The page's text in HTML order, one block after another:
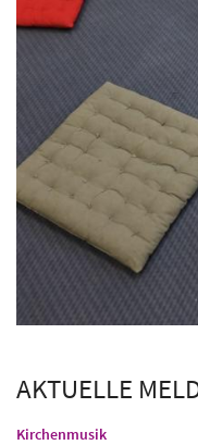
AKTUELLE
Kirchenmusik: